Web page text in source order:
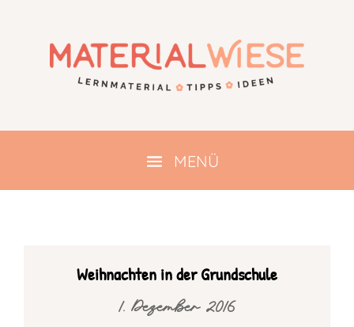
Weihnachten in der Grundschule
1. Dezember 2016